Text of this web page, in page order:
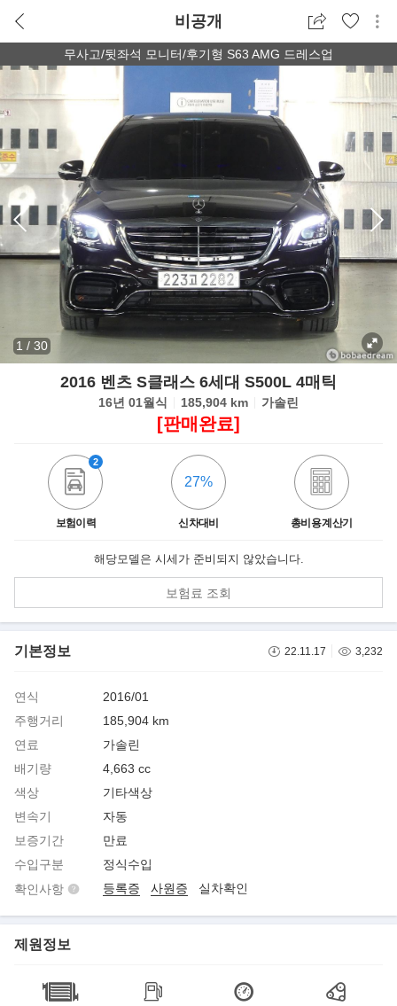
비공개
무사고/뒷좌석 모니터/후기형 S63 AMG 드레스업
1 / 30
2016 벤츠 S클래스 6세대 S500L 4매틱
16년 01월식 185,904 km 가솔린
[판매완료]
보험이력
2
신차대비
27%
총비용 계산기
해당모델은 시세가 준비되지 않았습니다.
보험료 조회
기본정보 22.11.17 3,232
연식
2016/01
주행거리
185,904 km
연료
가솔린
배기량
4,663 cc
색상
기타색상
변속기
자동
보증기간
만료
수입구분
정식수입
확인사항
등록증 사원증 실차확인
제원정보